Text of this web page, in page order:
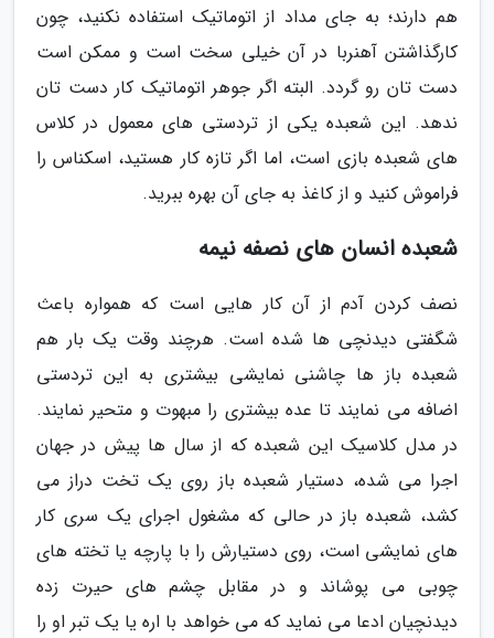
هم دارند؛ به جای مداد از اتوماتیک استفاده نکنید، چون
کارگذاشتن آهنربا در آن خیلی سخت است و ممکن است
دست تان رو گردد. البته اگر جوهر اتوماتیک کار دست تان
ندهد. این شعبده یکی از تردستی های معمول در کلاس
های شعبده بازی است، اما اگر تازه کار هستید، اسکناس را
فراموش کنید و از کاغذ به جای آن بهره ببرید.
شعبده انسان های نصفه نیمه
نصف کردن آدم از آن کار هایی است که همواره باعث
شگفتی دیدنچی ها شده است. هرچند وقت یک بار هم
شعبده باز ها چاشنی نمایشی بیشتری به این تردستی
اضافه می نمایند تا عده بیشتری را مبهوت و متحیر نمایند.
در مدل کلاسیک این شعبده که از سال ها پیش در جهان
اجرا می شده، دستیار شعبده باز روی یک تخت دراز می
کشد، شعبده باز در حالی که مشغول اجرای یک سری کار
های نمایشی است، روی دستیارش را با پارچه یا تخته های
چوبی می پوشاند و در مقابل چشم های حیرت زده
دیدنچیان ادعا می نماید که می خواهد با اره یا یک تبر او را